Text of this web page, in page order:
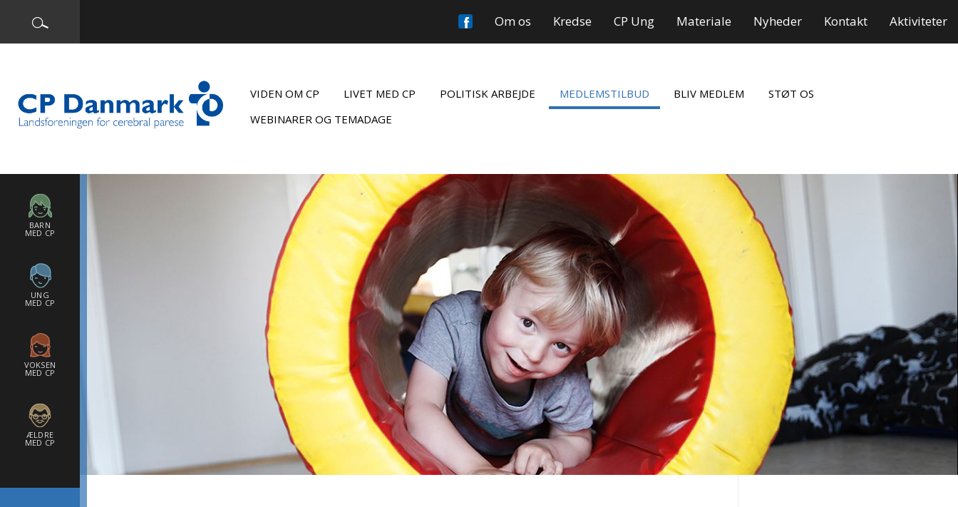
Om os Kredse CP Ung Materiale Nyheder Kontakt Aktiviteter
VIDEN OM CP LIVET MED CP POLITISK ARBEJDE MEDLEMSTILBUD BLIV MEDLEM
STØT OS
WEBINARER OG TEMADAGE
BARN
MED CP
UNG
MED CP
VOKSEN
MED CP
ÆLDRE
MED CP